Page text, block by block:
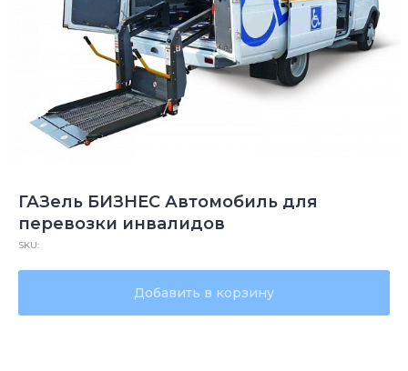
ГАЗель БИЗНЕС Автомобиль для
перевозки инвалидов
SKU:
Добавить в корзину